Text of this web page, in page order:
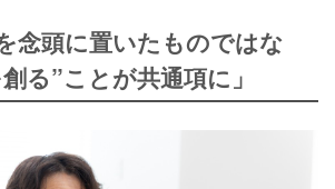
念頭に置いたものではな
る”ことが共通項に」